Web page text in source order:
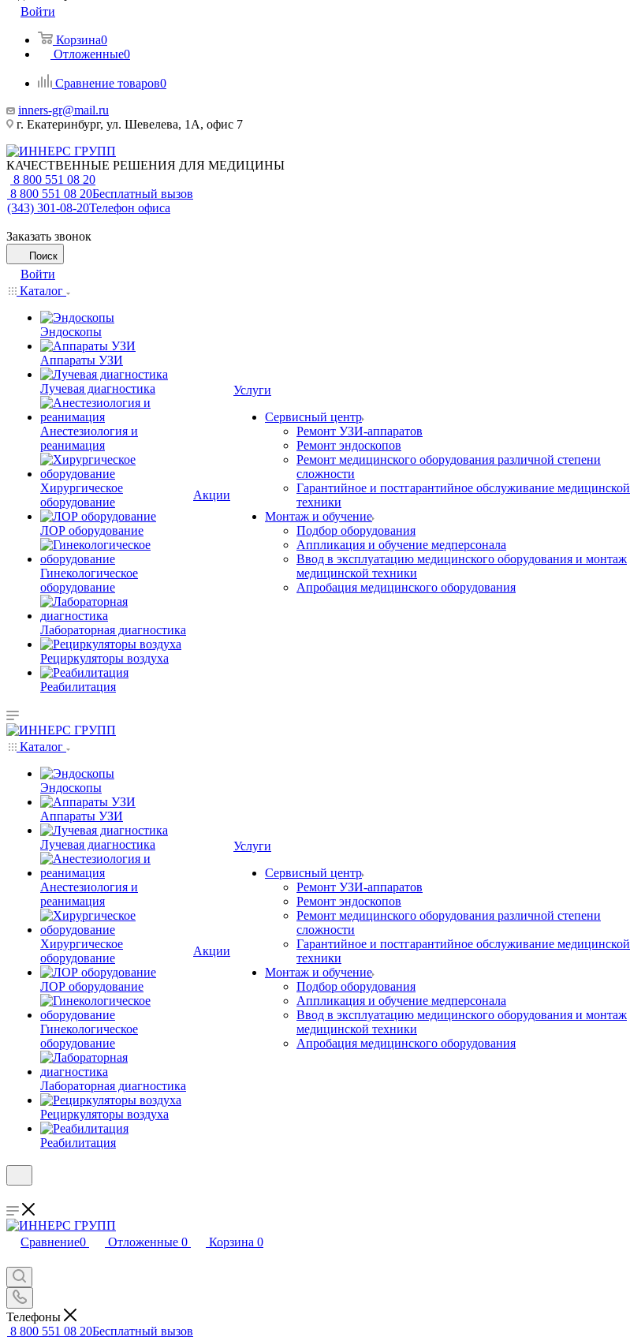
Войти
Корзина0
Отложенные0
Сравнение товаров0
inners-gr@mail.ru
г. Екатеринбург, ул. Шевелева, 1А, офис 7
КАЧЕСТВЕННЫЕ РЕШЕНИЯ ДЛЯ МЕДИЦИНЫ
8 800 551 08 20
8 800 551 08 20Бесплатный вызов
(343) 301-08-20Телефон офиса
Заказать звонок
Поиск
Войти
Каталог
Эндоскопы
Аппараты УЗИ
Лучевая диагностика
Анестезиология и
реанимация
Хирургическое
оборудование
ЛОР оборудование
Гинекологическое
оборудование
Лабораторная диагностика
Рециркуляторы воздуха
Реабилитация
Акции
Услуги
Сервисный центр
Ремонт УЗИ-аппаратов
Ремонт эндоскопов
Ремонт медицинского оборудования различной степени
сложности
Гарантийное и постгарантийное обслуживание медицинской
техники
Монтаж и обучение
Подбор оборудования
Аппликация и обучение медперсонала
Ввод в эксплуатацию медицинского оборудования и монтаж
медицинской техники
Апробация медицинского оборудования
Каталог
Эндоскопы
Аппараты УЗИ
Лучевая диагностика
Анестезиология и
реанимация
Хирургическое
оборудование
ЛОР оборудование
Гинекологическое
оборудование
Лабораторная диагностика
Рециркуляторы воздуха
Реабилитация
Акции
Услуги
Сервисный центр
Ремонт УЗИ-аппаратов
Ремонт эндоскопов
Ремонт медицинского оборудования различной степени
сложности
Гарантийное и постгарантийное обслуживание медицинской
техники
Монтаж и обучение
Подбор оборудования
Аппликация и обучение медперсонала
Ввод в эксплуатацию медицинского оборудования и монтаж
медицинской техники
Апробация медицинского оборудования
Сравнение0 Отложенные 0 Корзина 0
Телефоны
8 800 551 08 20Бесплатный вызов